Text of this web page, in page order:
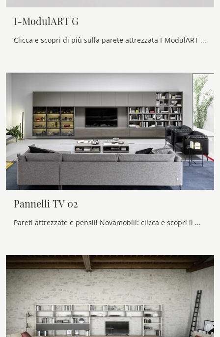
I-ModulART G
Clicca e scopri di più sulla parete attrezzata I-ModulART G dell'azienda Presotto: è la soluzione dalle linee moderne perfetta per te.
Pannelli TV 02
Pareti attrezzate e pensili Novamobili: clicca e scopri il modello Pannelli TV 02 e potrai completare stanze moderne di ogni genere.